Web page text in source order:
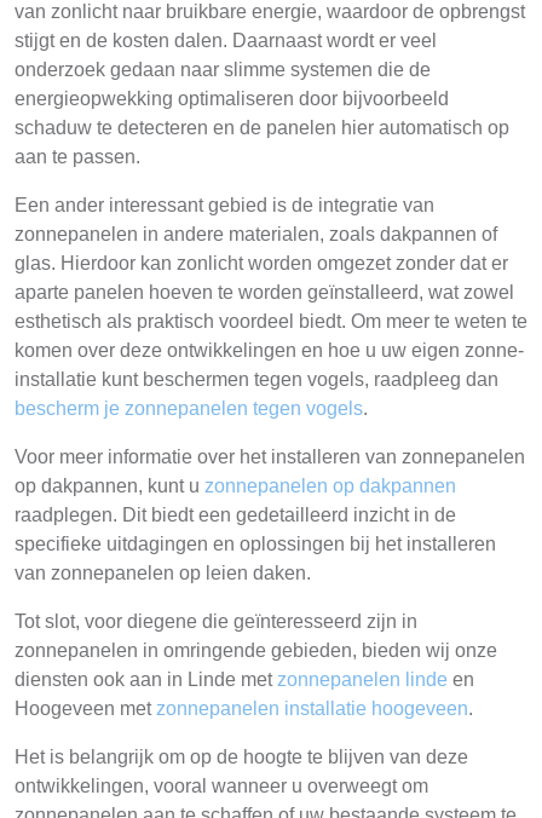
van zonlicht naar bruikbare energie, waardoor de opbrengst
stijgt en de kosten dalen. Daarnaast wordt er veel
onderzoek gedaan naar slimme systemen die de
energieopwekking optimaliseren door bijvoorbeeld
schaduw te detecteren en de panelen hier automatisch op
aan te passen.
Een ander interessant gebied is de integratie van
zonnepanelen in andere materialen, zoals dakpannen of
glas. Hierdoor kan zonlicht worden omgezet zonder dat er
aparte panelen hoeven te worden geïnstalleerd, wat zowel
esthetisch als praktisch voordeel biedt. Om meer te weten te
komen over deze ontwikkelingen en hoe u uw eigen zonne-
installatie kunt beschermen tegen vogels, raadpleeg dan
bescherm je zonnepanelen tegen vogels.
Voor meer informatie over het installeren van zonnepanelen
op dakpannen, kunt u zonnepanelen op dakpannen
raadplegen. Dit biedt een gedetailleerd inzicht in de
specifieke uitdagingen en oplossingen bij het installeren
van zonnepanelen op leien daken.
Tot slot, voor diegene die geïnteresseerd zijn in
zonnepanelen in omringende gebieden, bieden wij onze
diensten ook aan in Linde met zonnepanelen linde en
Hoogeveen met zonnepanelen installatie hoogeveen.
Het is belangrijk om op de hoogte te blijven van deze
ontwikkelingen, vooral wanneer u overweegt om